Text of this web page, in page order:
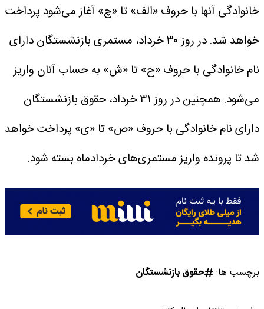
خانوادگی آنها با حروف «الف» تا «چ» آغاز می‌شود پرداخت
خواهد شد.
در روز ۳۰ خرداد، مستمری بازنشستگان دارای
نام خانوادگی با حروف «ح» تا «ش» به حساب آنان واریز
می‌شود.
همچنین در روز ۳۱ خرداد، حقوق بازنشستگان
دارای نام خانوادگی با حروف «ص» تا «ی» پرداخت خواهد
شد تا پرونده واریز مستمری‌های خردادماه بسته شود.
برچسب ها: حقوق بازنشستگان